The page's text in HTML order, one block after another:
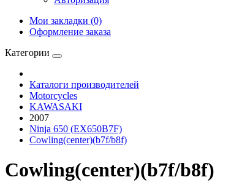
Мои закладки (0)
Оформление заказа
Категории
Каталоги производителей
Motorcycles
KAWASAKI
2007
Ninja 650 (EX650B7F)
Cowling(center)(b7f/b8f)
Cowling(center)(b7f/b8f)